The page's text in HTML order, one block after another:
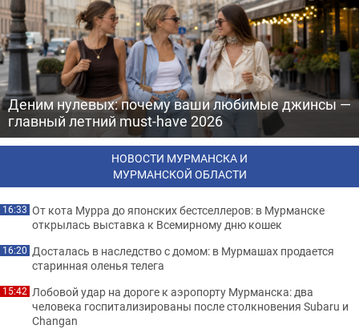
Деним нулевых: почему ваши любимые джинсы —
главный летний must-have 2026
НОВОСТИ МУРМАНСКА И
МУРМАНСКОЙ ОБЛАСТИ
16:33 От кота Мурра до японских бестселлеров: в Мурманске
открылась выставка к Всемирному дню кошек
16:20 Досталась в наследство с домом: в Мурмашах продается
старинная оленья телега
15:42 Лобовой удар на дороге к аэропорту Мурманска: два
человека госпитализированы после столкновения Subaru и
Changan